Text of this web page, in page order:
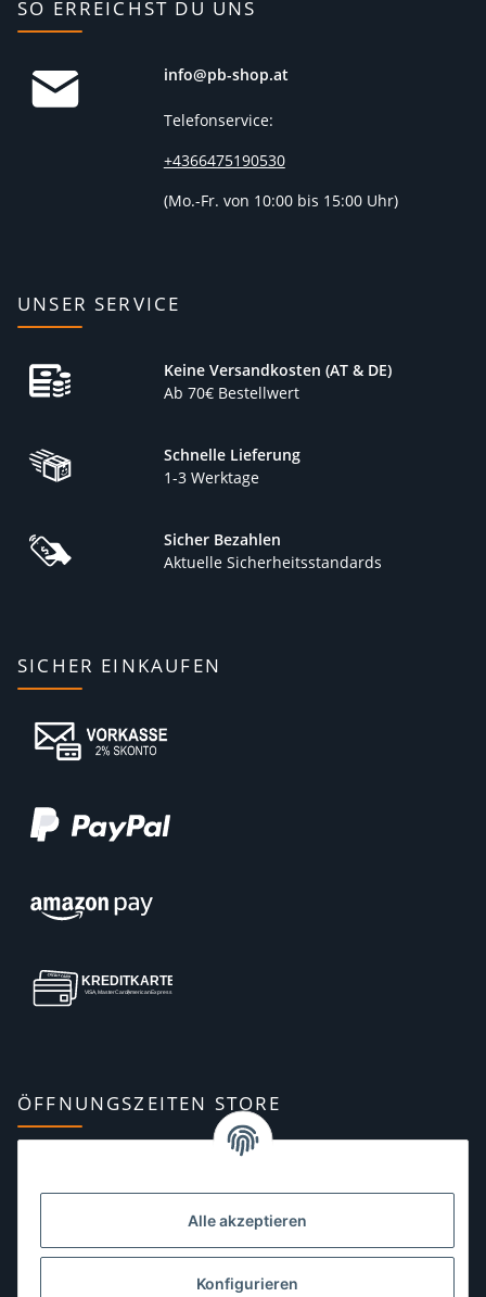
Alle akzeptieren
Konfigurieren
SO ERREICHST DU UNS
info@pb-shop.at
Telefonservice:
+4366475190530
(Mo.-Fr. von 10:00 bis 15:00 Uhr)
UNSER SERVICE
Keine Versandkosten (AT & DE)
Ab 70€ Bestellwert
Schnelle Lieferung
1-3 Werktage
Sicher Bezahlen
Aktuelle Sicherheitsstandards
SICHER EINKAUFEN
ÖFFNUNGSZEITEN STORE
10:00–13:00, 14:00–18:00 Uhr
Dienstag:10:00–13:00, 14:00–16:00 Uhr
10:00–13:00 Uhr